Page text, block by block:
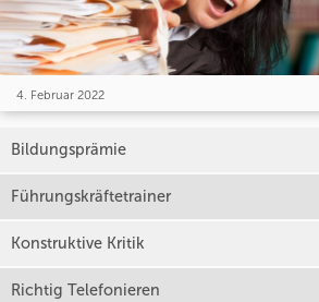
4. Februar 2022
Bildungsprämie
Führungskräftetrainer
Konstruktive Kritik
Richtig Telefonieren